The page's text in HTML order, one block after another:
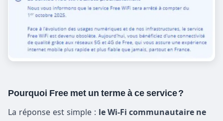
Pourquoi Free met un terme à ce service ?
La réponse est simple : le Wi-Fi communautaire ne